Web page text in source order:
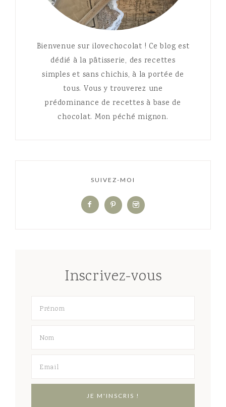
Bienvenue sur ilovechocolat ! Ce blog est
dédié à la pâtisserie, des recettes
simples et sans chichis, à la portée de
tous. Vous y trouverez une
prédominance de recettes à base de
chocolat. Mon péché mignon.
SUIVEZ-MOI
Inscrivez-vous